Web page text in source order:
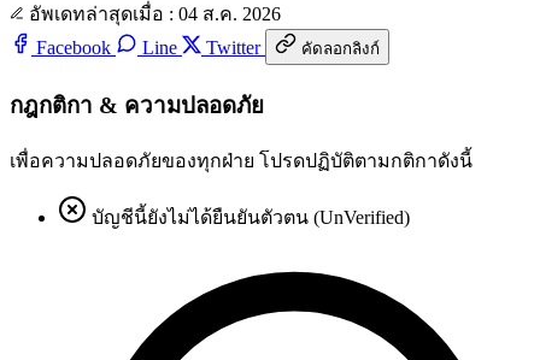
อัพเดทล่าสุดเมื่อ : 04 ส.ค. 2026
Facebook
Line Twitter คัดลอกลิงก์
กฎกติกา & ความปลอดภัย
เพื่อความปลอดภัยของทุกฝ่าย โปรดปฏิบัติตามกติกาดังนี้
บัญชีนี้ยังไม่ได้ยืนยันตัวตน (UnVerified)